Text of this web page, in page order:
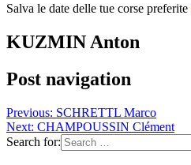
Salva le date delle tue corse preferite
KUZMIN Anton
Post navigation
Previous: SCHRETTL Marco
Next: CHAMPOUSSIN Clément
Search for: